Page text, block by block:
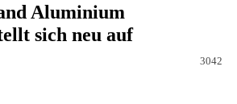
Aluminium
sich neu auf
3042